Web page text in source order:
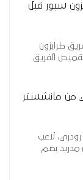
سبور قبل
طرابزون
الفريق
من مانشستر
لاعب
بضم